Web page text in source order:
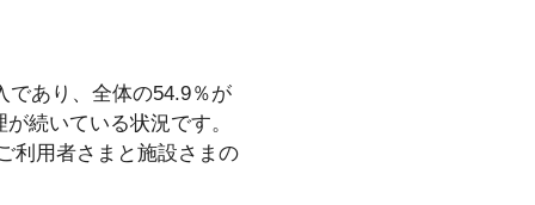
であり、全体の54.9％が
続いている状況です。
利用者さまと施設さまの